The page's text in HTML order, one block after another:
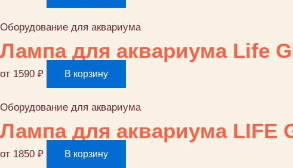
Оборудование для аквариума
Лампа для аквариума Life
от 1590 ₽ В корзину
Оборудование для аквариума
Лампа для аквариума LIFE
от 1850 ₽ В корзину